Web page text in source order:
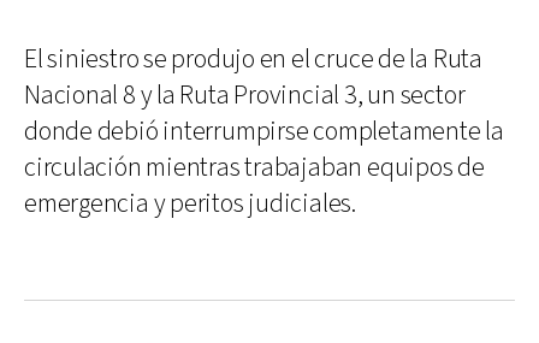
El siniestro se produjo en el cruce de la Ruta
Nacional 8 y la Ruta Provincial 3, un sector
donde debió interrumpirse completamente la
circulación mientras trabajaban equipos de
emergencia y peritos judiciales.